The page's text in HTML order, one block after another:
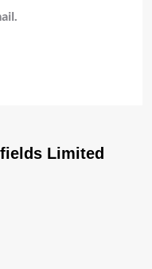
Limited